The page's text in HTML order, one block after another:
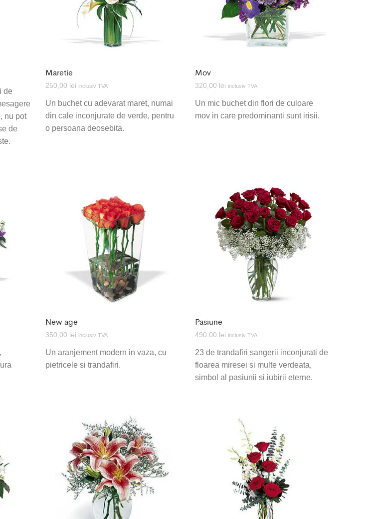
de
nu pot
de
Maretie
250,00 lei inclusiv TVA
Un buchet cu adevarat maret, numai
din cale inconjurate de verde, pentru
o persoana deosebita.
Mov
320,00 lei inclusiv TVA
Un mic buchet din flori de culoare
mov in care predominanti sunt irisii.
New age
350,00 lei inclusiv TVA
Un aranjement modern in vaza, cu
pietricele si trandafiri.
Pasiune
490,00 lei inclusiv TVA
23 de trandafiri sangerii inconjurati de
floarea miresei si multe verdeata,
simbol al pasiunii si iubirii eterne.